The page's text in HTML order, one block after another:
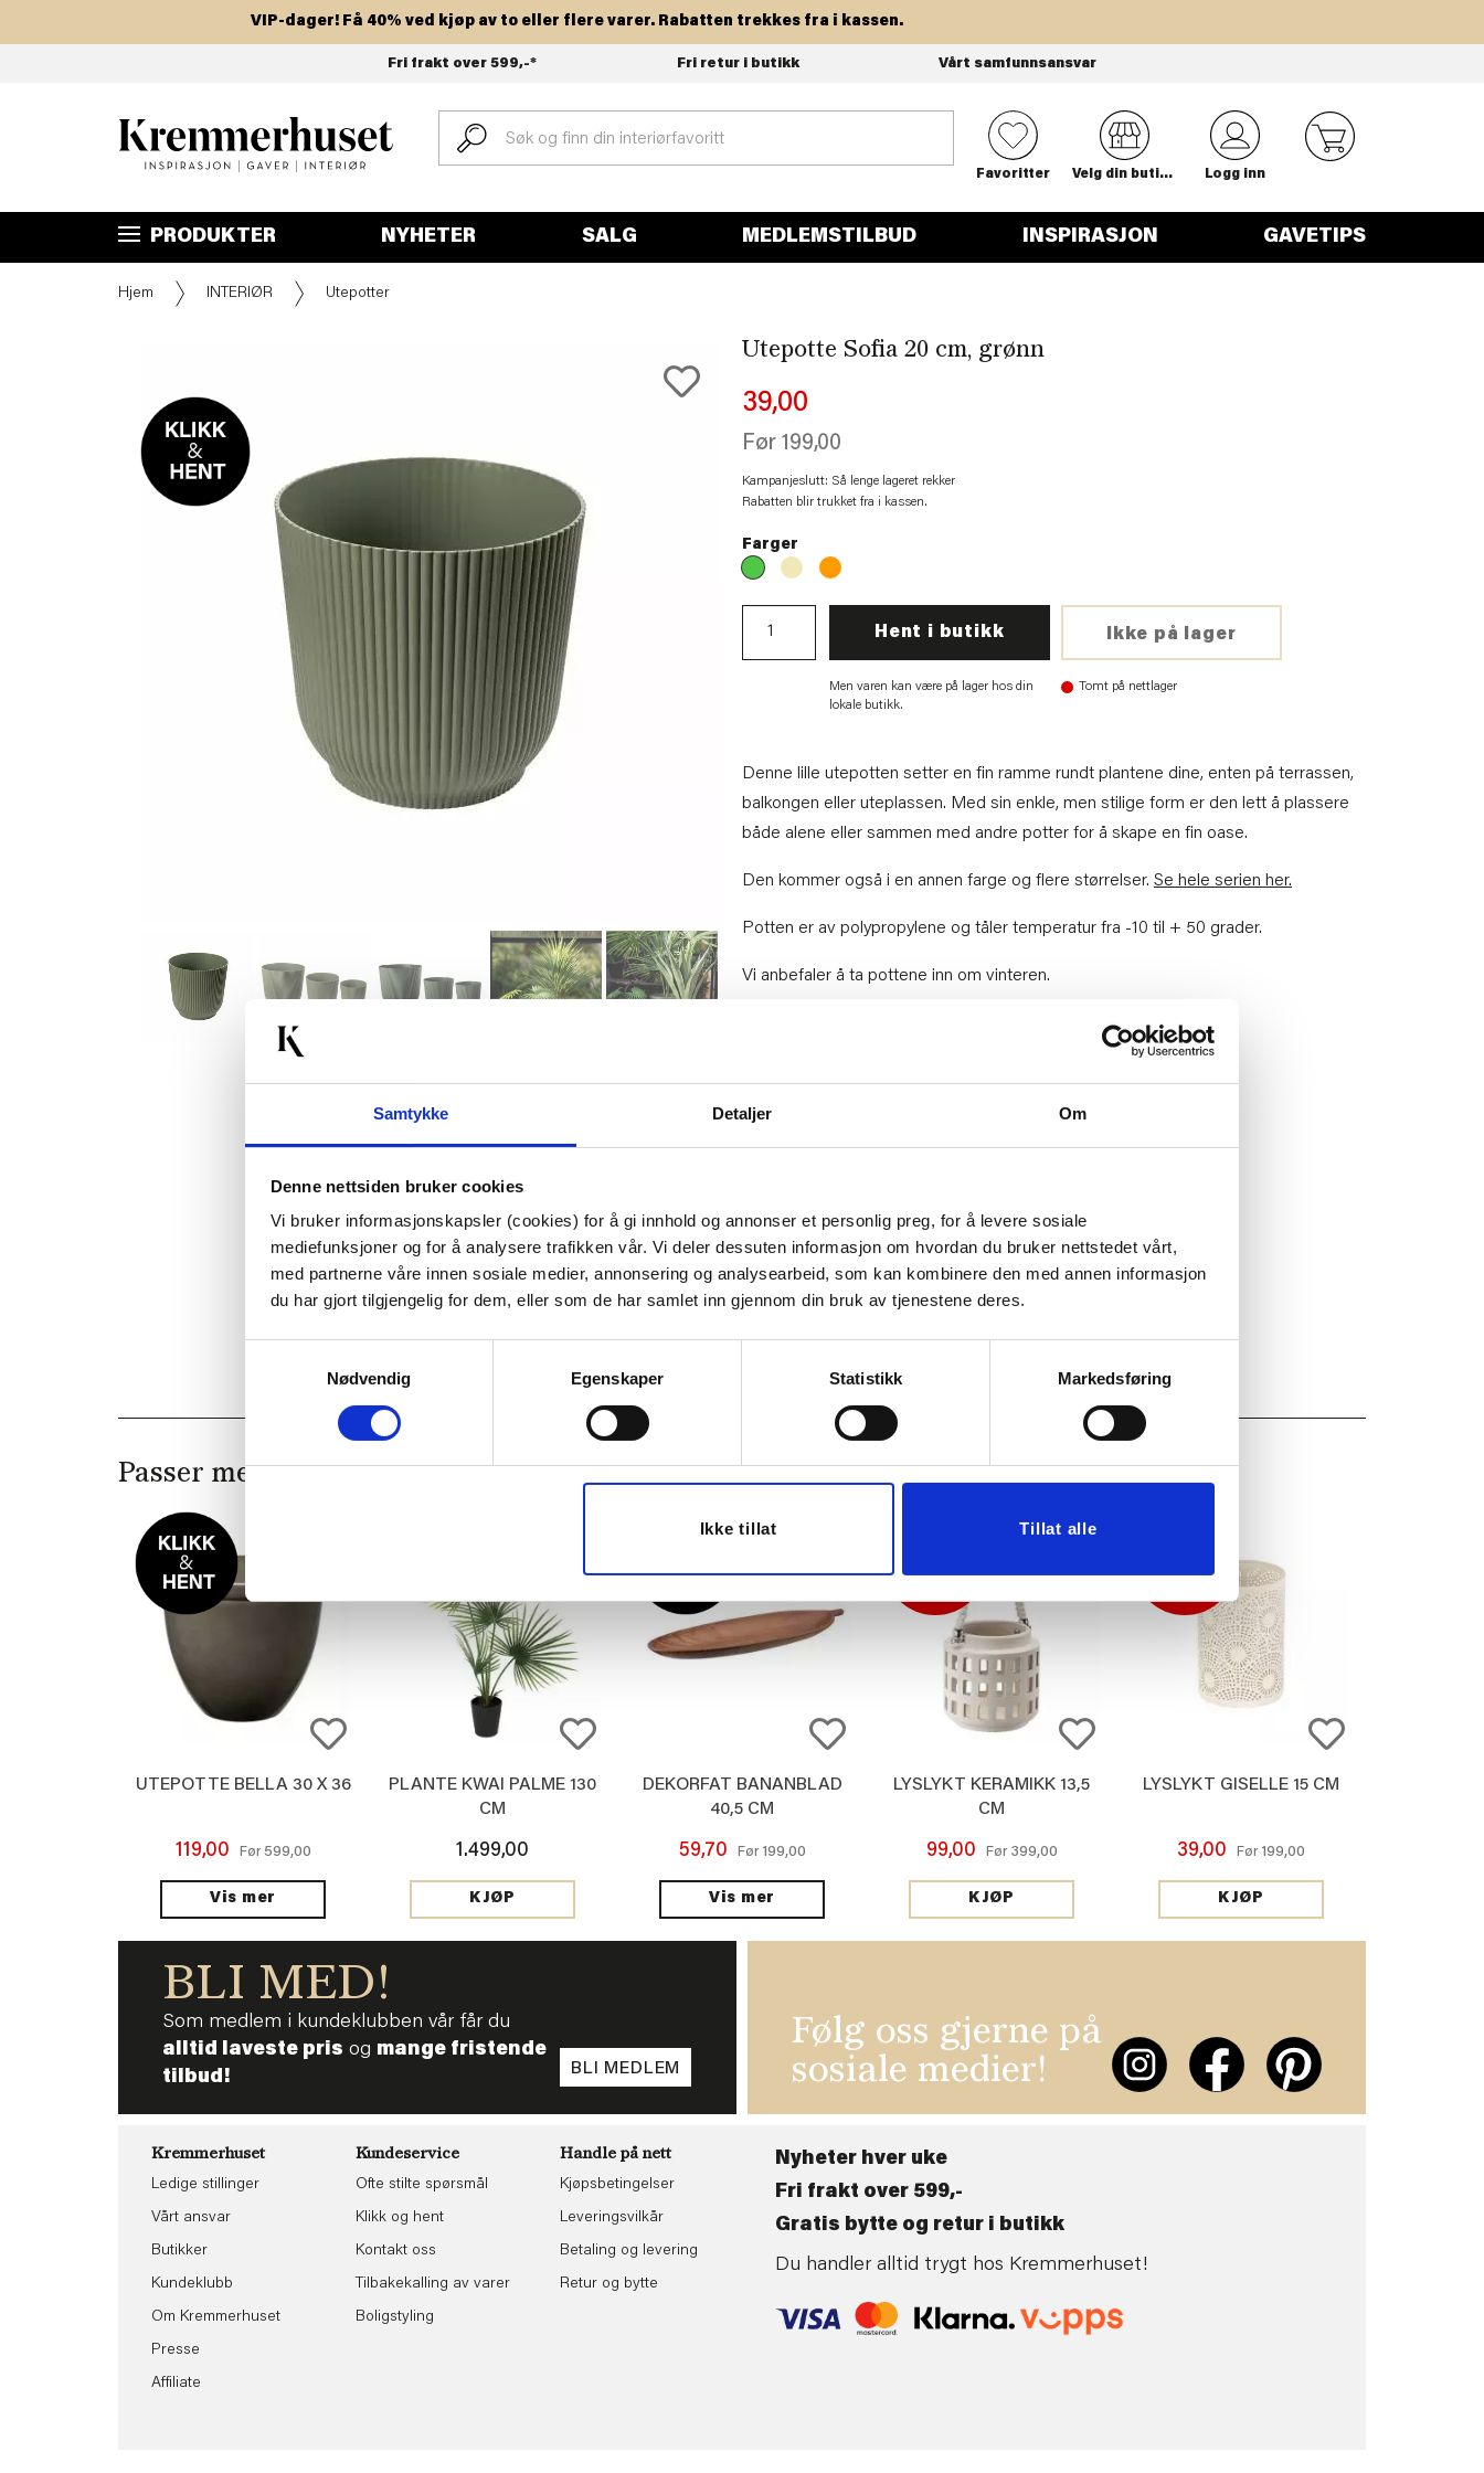
Samtykke Detaljer Om
Denne nettsiden bruker cookies
Vi bruker informasjonskapsler (cookies) for å gi innhold og annonser et personlig preg, for å levere sosiale
mediefunksjoner og for å analysere trafikken vår. Vi deler dessuten informasjon om hvordan du bruker nettstedet vårt,
med partnerne våre innen sosiale medier, annonsering og analysearbeid, som kan kombinere den med annen informasjon
du har gjort tilgjengelig for dem, eller som de har samlet inn gjennom din bruk av tjenestene deres.
Nødvendig
Egenskaper Statistikk Markedsføring
Ikke tillat Tillat alle
Hopp
VIP-dager! Få 40% ved kjøp av to eller flere varer. Rabatten trekkes fra i kassen.
Fri frakt over 599,-* Fri retur i butikk Vårt samfunnsansvar
0
Favoritter Velg din butikk Logg inn
PRODUKTER NYHETER SALG MEDLEMSTILBUD INSPIRASJON GAVETIPS
Hjem INTERIØR Utepotter
Utepotte Sofia 20 cm, grønn
39,00
Før 199,00
Kampanjeslutt: Så lenge lageret rekker
Rabatten blir trukket fra i kassen.
Farger
Ikke på lager
Hent i butikk
Tomt på nettlager
Men varen kan være på lager hos din
lokale butikk.
Denne lille utepotten setter en fin ramme rundt plantene dine, enten på terrassen,
balkongen eller uteplassen. Med sin enkle, men stilige form er den lett å plassere
både alene eller sammen med andre potter for å skape en fin oase.
Den kommer også i en annen farge og flere størrelser. Se hele serien her.
Potten er av polypropylene og tåler temperatur fra -10 til + 50 grader.
Vi anbefaler å ta pottene inn om vinteren.
Utepotte i PP materiale. Pottene er UV behandlet. Str 20 x 22 cm
Tørkes av med fuktig klut
Materiale:
PP
Dybde:
22 cm
Passer med
UTEPOTTE BELLA 30 X 36
119,00 Før 599,00
Vis mer
PLANTE KWAI PALME 130
CM
1.499,00
KJØP
DEKORFAT BANANBLAD
40,5 CM
59,70 Før 199,00
Vis mer
75%
LYSLYKT KERAMIKK 13,5
CM
99,00 Før 399,00
KJØP
80%
LYSLYKT GISELLE 15 CM
39,00 Før 199,00
KJØP
BLI MED!
Som medlem i kundeklubben vår får du
alltid laveste pris og mange fristende
tilbud!
BLI MEDLEM
Følg oss gjerne på
sosiale medier!
Kremmerhuset
Ledige stillinger
Vårt ansvar
Butikker
Kundeklubb
Om Kremmerhuset
Presse
Affiliate
Kundeservice
Ofte stilte spørsmål
Klikk og hent
Kontakt oss
Tilbakekalling av varer
Boligstyling
Handle på nett
Kjøpsbetingelser
Leveringsvilkår
Betaling og levering
Retur og bytte
Nyheter hver uke
Fri frakt over 599,-
Gratis bytte og retur i butikk
Du handler alltid trygt hos Kremmerhuset!